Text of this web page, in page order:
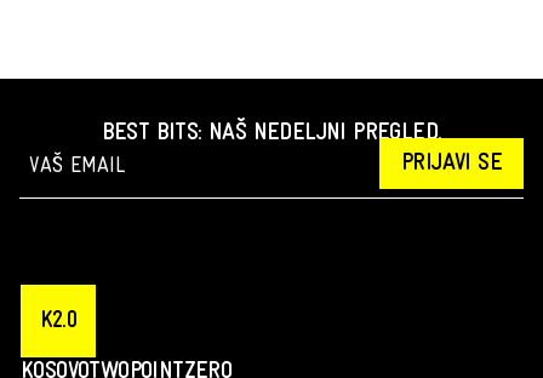
BEST BITS: NAŠ NEDELJNI PREGLED.
PRIJAVI SE
K2.0
KOSOVOTWOPOINTZERO